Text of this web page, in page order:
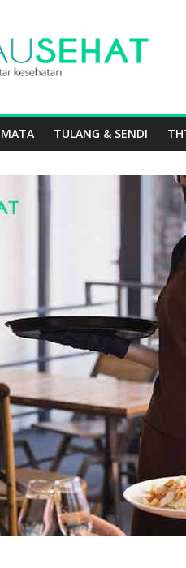
MATA TULANG & SENDI